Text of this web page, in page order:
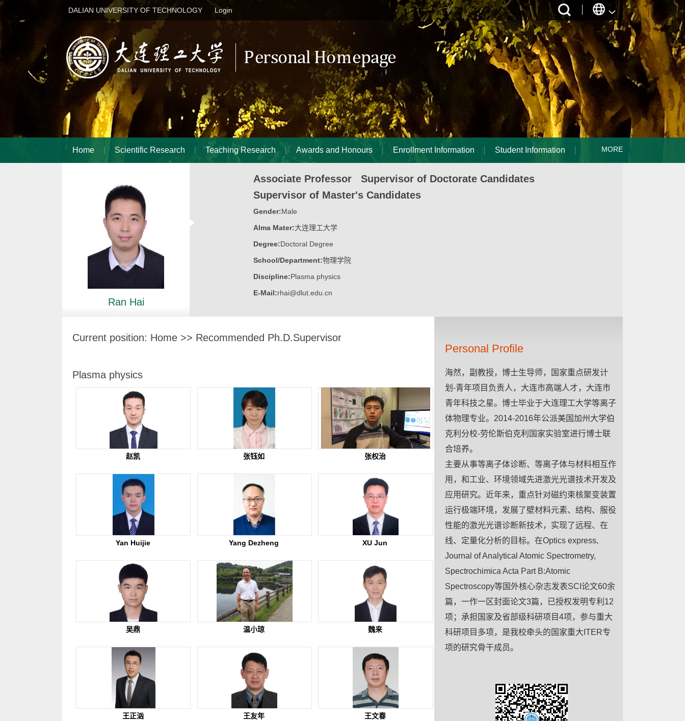
DALIAN UNIVERSITY OF TECHNOLOGY Login
Home Scientific Research Teaching Research Awards and Honours Enrollment Information Student Information MORE
Ran Hai
Associate Professor Supervisor of Doctorate Candidates
Supervisor of Master's Candidates
Gender:Male
Alma Mater:大连理工大学
Degree:Doctoral Degree
School/Department:物理学院
Discipline:Plasma physics
E-Mail:rhai@dlut.edu.cn
Current position: Home >> Recommended Ph.D.Supervisor
Plasma physics
赵凯 张钰如 张权治
Yan Huijie Yang Dezheng XU Jun
吴鼎 温小琼 魏来
王正汹 王友年 王文春
Personal Profile
海然，副教授，博士生导师，国家重点研发计
划-青年项目负责人，大连市高端人才，大连市
青年科技之星。博士毕业于大连理工大学等离子
体物理专业。2014-2016年公派美国加州大学伯
克利分校-劳伦斯伯克利国家实验室进行博士联
合培养。
主要从事等离子体诊断、等离子体与材料相互作
用，和工业、环境领域先进激光光谱技术开发及
应用研究。近年来，重点针对磁约束核聚变装置
运行极端环境，发展了壁材料元素、结构、服役
性能的激光光谱诊断新技术，实现了远程、在
线、定量化分析的目标。在Optics express,
Journal of Analytical Atomic Spectrometry,
Spectrochimica Acta Part B:Atomic
Spectroscopy等国外核心杂志发表SCI论文60余
篇，一作一区封面论文3篇，已授权发明专利12
项；承担国家及省部级科研项目4项，参与重大
科研项目多项，是我校牵头的国家重大ITER专
项的研究骨干成员。